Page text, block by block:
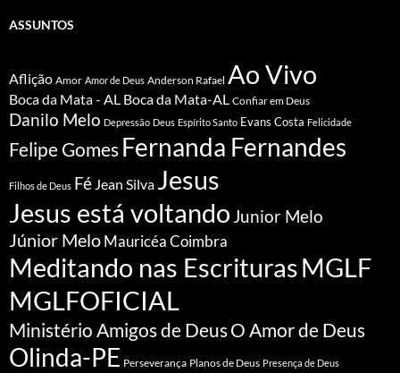
ASSUNTOS
Aflição Amor Amor de Deus Anderson Rafael Ao Vivo
Boca da Mata - AL Boca da Mata-AL Confiar em Deus
Danilo Melo Depressão Deus Espírito Santo Evans Costa Felicidade
Felipe Gomes Fernanda Fernandes
Filhos de Deus Fé Jean Silva Jesus
Jesus está voltando Junior Melo
Júnior Melo Mauricéa Coimbra
Meditando nas EscriturasMGLF
MGLFOFICIAL
Ministério Amigos de DeusO Amor de Deus
Olinda-PE Perseverança Planos de Deus Presença de Deus